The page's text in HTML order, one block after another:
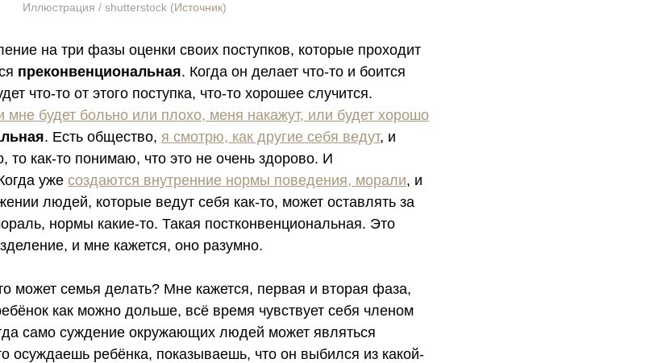
Иллюстрация / shutterstock (Источник)
на три фазы оценки своих поступков, которые проходит
преконвенциональная. Когда он делает что-то и боится
что-то от этого поступка, что-то хорошее случится.
мне будет больно или плохо, меня накажут, или будет хорошо
. Есть общество, я смотрю, как другие себя ведут, и
то как-то понимаю, что это не очень здорово. И
уже создаются внутренние нормы поведения, морали, и
людей, которые ведут себя как-то, может оставлять за
нормы какие-то. Такая постконвенциональная. Это
и мне кажется, оно разумно.
может семья делать? Мне кажется, первая и вторая фаза,
как можно дольше, всё время чувствует себя членом
само суждение окружающих людей может являться
осуждаешь ребёнка, показываешь, что он выбился из какой-